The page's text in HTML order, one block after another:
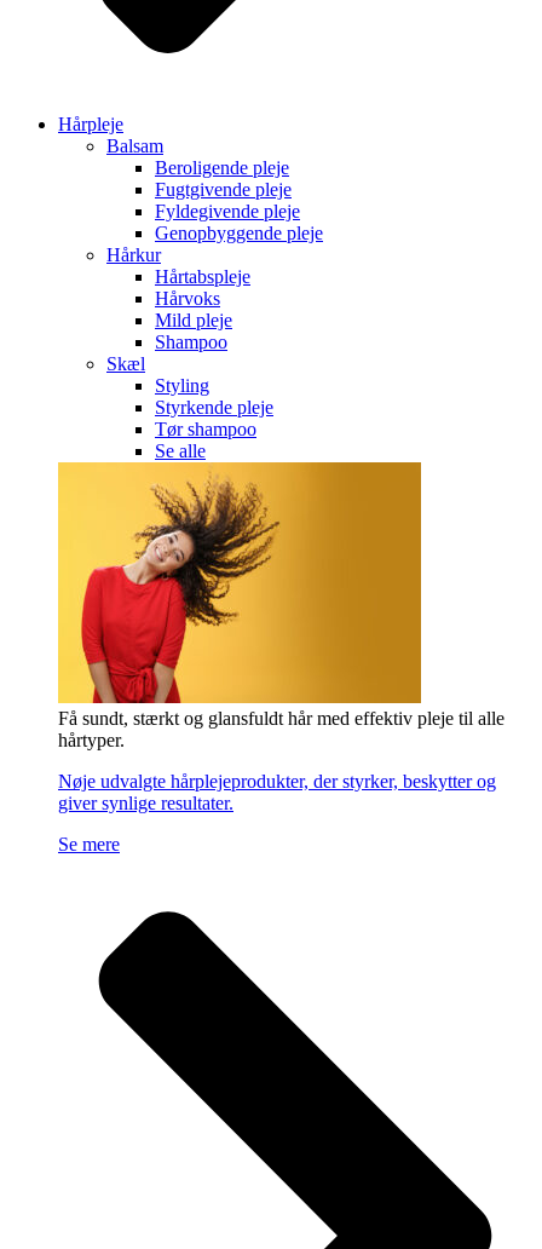
Hårpleje
Balsam
Beroligende pleje
Fugtgivende pleje
Fyldegivende pleje
Genopbyggende pleje
Hårkur
Hårtabspleje
Hårvoks
Mild pleje
Shampoo
Skæl
Styling
Styrkende pleje
Tør shampoo
Se alle
Få sundt, stærkt og glansfuldt hår med effektiv pleje til alle
hårtyper.
Nøje udvalgte hårplejeprodukter, der styrker, beskytter og
giver synlige resultater.
Se mere